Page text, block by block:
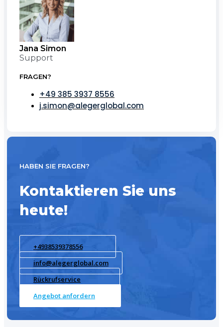
Jana Simon
Support
FRAGEN?
+49 385 3937 8556
j.simon@alegerglobal.com
HABEN SIE FRAGEN?
Kontaktieren Sie uns
heute!
+4938539378556
info@alegerglobal.com
Rückrufservice
Angebot anfordern